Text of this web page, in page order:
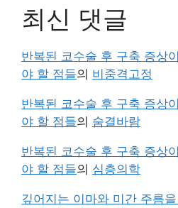
최신 댓글
반복된 코수술 후 구축 증상
야 할 점들의 비중격고정
반복된 코수술 후 구축 증상
야 할 점들의 숨결바람
반복된 코수술 후 구축 증상
야 할 점들의 심층의학
깊어지는 이마와 미간 주름